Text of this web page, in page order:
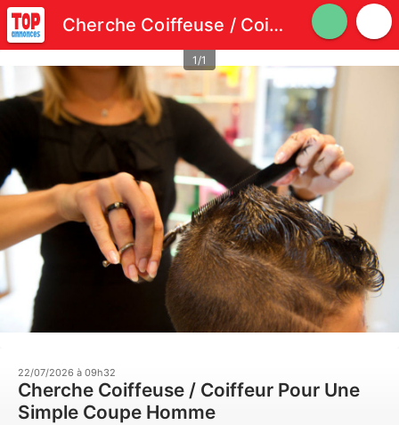
Cherche Coiffeuse / Coiffeur Pour Une Simple Coupe Homme
1/1
22/07/2026 à 09h32
Cherche Coiffeuse / Coiffeur Pour Une
Simple Coupe Homme